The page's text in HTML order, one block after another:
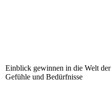
Einblick gewinnen in die Welt der
Gefühle und Bedürfnisse